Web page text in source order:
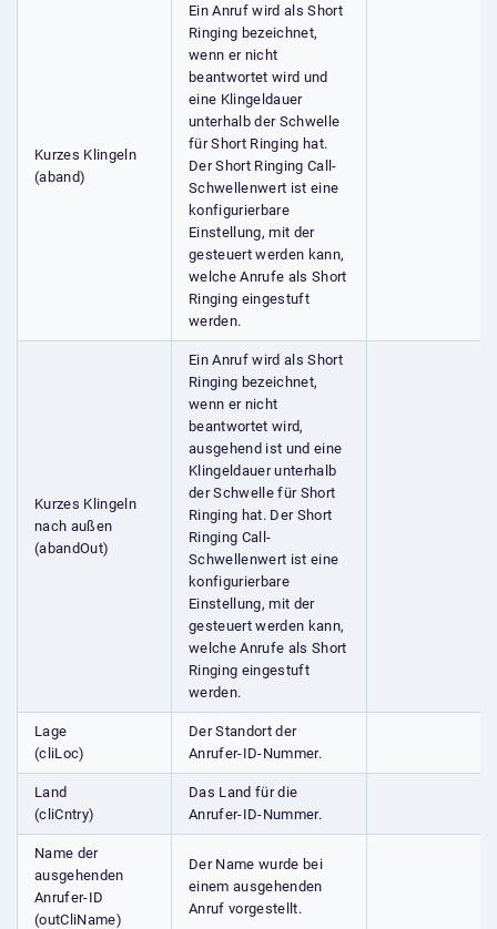
Kurzes Klingeln
(aband)
Ein Anruf wird als Short
Ringing bezeichnet,
wenn er nicht
beantwortet wird und
eine Klingeldauer
unterhalb der Schwelle
für Short Ringing hat.
Der Short Ringing Call-
Schwellenwert ist eine
konfigurierbare
Einstellung, mit der
gesteuert werden kann,
welche Anrufe als Short
Ringing eingestuft
werden.
Kurzes Klingeln
nach außen
(abandOut)
Ein Anruf wird als Short
Ringing bezeichnet,
wenn er nicht
beantwortet wird,
ausgehend ist und eine
Klingeldauer unterhalb
der Schwelle für Short
Ringing hat. Der Short
Ringing Call-
Schwellenwert ist eine
konfigurierbare
Einstellung, mit der
gesteuert werden kann,
welche Anrufe als Short
Ringing eingestuft
werden.
Lage
(cliLoc)
Der Standort der
Anrufer-ID-Nummer.
Land
(cliCntry)
Das Land für die
Anrufer-ID-Nummer.
Name der
ausgehenden
Anrufer-ID
(outCliName)
Der Name wurde bei
einem ausgehenden
Anruf vorgestellt.